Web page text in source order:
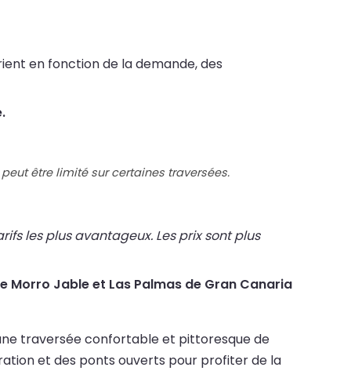
en fonction de la demande, des
être limité sur certaines traversées.
les plus avantageux. Les prix sont plus
Jable et Las Palmas de Gran Canaria
traversée confortable et pittoresque de
et des ponts ouverts pour profiter de la